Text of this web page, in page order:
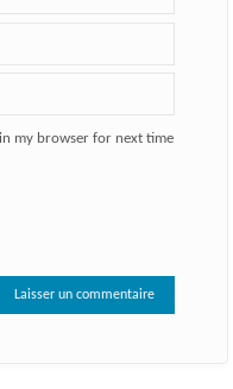
in my browser for next time